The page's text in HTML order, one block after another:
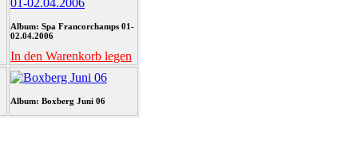
Album: Spa Francorchamps 01-
02.04.2006
In den Warenkorb legen
Album: Boxberg Juni 06